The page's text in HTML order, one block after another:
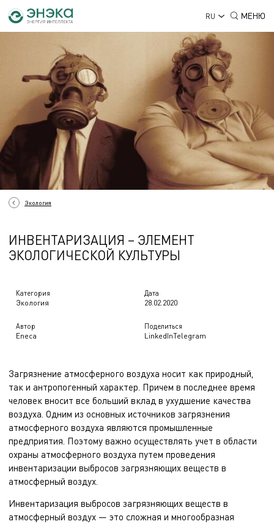
RU МЕНЮ
Экология
ИНВЕНТАРИЗАЦИЯ – ЭЛЕМЕНТ
ЭКОЛОГИЧЕСКОЙ КУЛЬТУРЫ
Категория
Экология
Дата
28.02.2020
Автор
Eneca
Поделиться
LinkedInTelegram
Загрязнение атмосферного воздуха носит как природный,
так и антропогенный характер. Причем в последнее время
человек вносит все больший вклад в ухудшение качества
воздуха. Одним из основных источников загрязнения
атмосферного воздуха являются промышленные
предприятия. Поэтому важно осуществлять учет в области
охраны атмосферного воздуха путем проведения
инвентаризации выбросов загрязняющих веществ в
атмосферный воздух.
Инвентаризация выбросов загрязняющих веществ в
атмосферный воздух — это сложная и многообразная